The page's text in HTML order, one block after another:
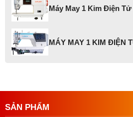
Máy May 1 Kim Điện
MÁY MAY 1 KIM ĐIỆN
SẢN PHẨM